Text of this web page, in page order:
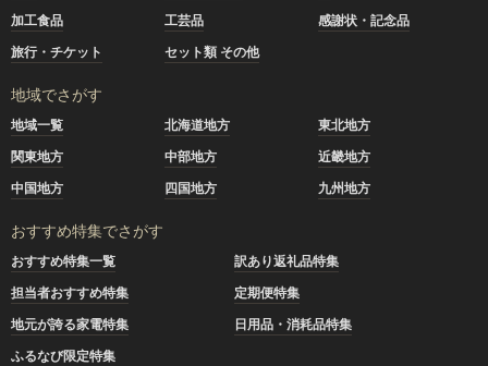
加工食品
工芸品
感謝状・記念品
旅行・チケット
セット類 その他
地域でさがす
地域一覧 北海道地方
東北地方
関東地方
中部地方
近畿地方
中国地方
四国地方 九州地方
おすすめ特集でさがす
おすすめ特集一覧
訳あり返礼品特集
担当者おすすめ特集
定期便特集
地元が誇る家電特集
日用品・消耗品特集
ふるなび限定特集